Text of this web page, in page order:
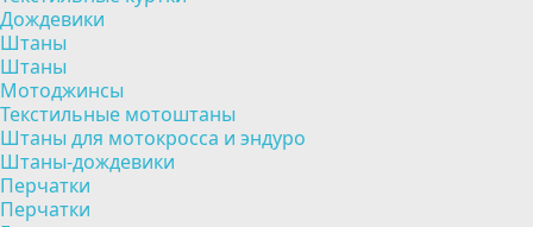
Дождевики
Штаны
Штаны
Мотоджинсы
Текстильные мотоштаны
Штаны для мотокросса и эндуро
Штаны-дождевики
Перчатки
Перчатки